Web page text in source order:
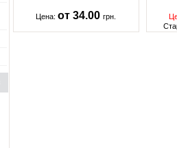
Цена:от 34.00грн.